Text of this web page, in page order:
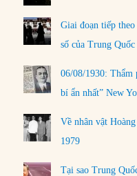
Giai đoạn tiếp
số của Trung Quốc
06/08/1930: Thẩm
bí ẩn nhất” New
Về nhân vật
1979
Tại sao Trung